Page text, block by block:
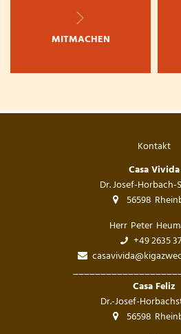
MITMACHEN
Kontakt
Casa Vivida
Dr. Josef-Horbach-
56598
Herr Peter
+49 2635
Casa Feliz
Dr.-Josef-
56598